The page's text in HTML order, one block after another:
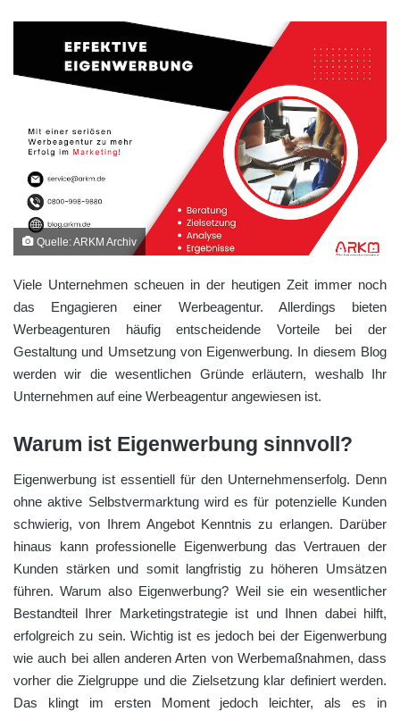
Quelle: ARKM Archiv
Viele Unternehmen scheuen in der heutigen Zeit immer noch
das Engagieren einer Werbeagentur. Allerdings bieten
Werbeagenturen häufig entscheidende Vorteile bei der
Gestaltung und Umsetzung von Eigenwerbung. In diesem Blog
werden wir die wesentlichen Gründe erläutern, weshalb Ihr
Unternehmen auf eine Werbeagentur angewiesen ist.
Warum ist Eigenwerbung sinnvoll?
Eigenwerbung ist essentiell für den Unternehmenserfolg. Denn
ohne aktive Selbstvermarktung wird es für potenzielle Kunden
schwierig, von Ihrem Angebot Kenntnis zu erlangen. Darüber
hinaus kann professionelle Eigenwerbung das Vertrauen der
Kunden stärken und somit langfristig zu höheren Umsätzen
führen. Warum also Eigenwerbung? Weil sie ein wesentlicher
Bestandteil Ihrer Marketingstrategie ist und Ihnen dabei hilft,
erfolgreich zu sein. Wichtig ist es jedoch bei der Eigenwerbung
wie auch bei allen anderen Arten von Werbemaßnahmen, dass
vorher die Zielgruppe und die Zielsetzung klar definiert werden.
Das klingt im ersten Moment jedoch leichter, als es in